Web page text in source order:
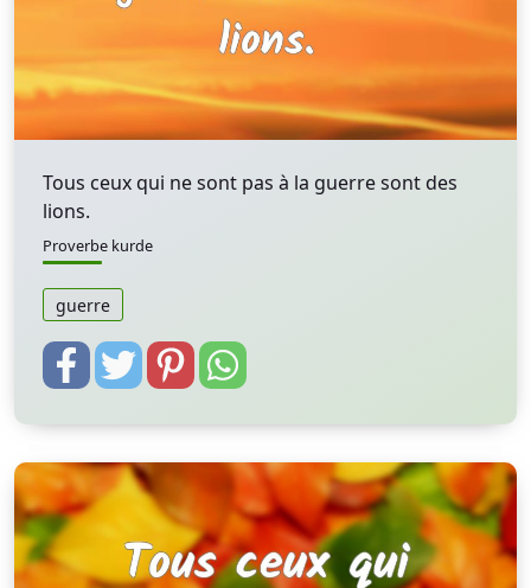
Tous ceux qui ne sont pas à la guerre sont des
lions.
Proverbe kurde
guerre